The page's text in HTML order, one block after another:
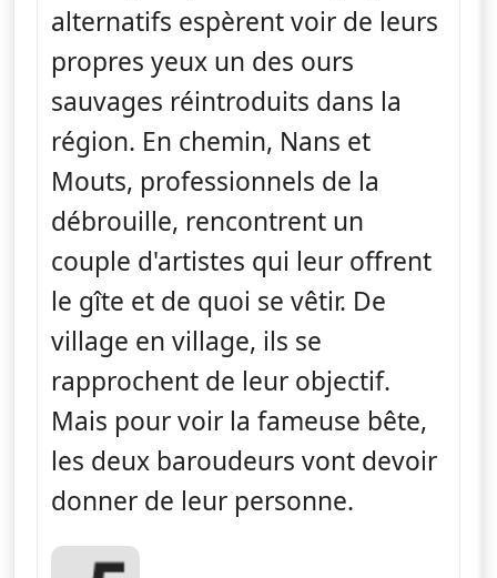
alternatifs espèrent voir de leurs
propres yeux un des ours
sauvages réintroduits dans la
région. En chemin, Nans et
Mouts, professionnels de la
débrouille, rencontrent un
couple d'artistes qui leur offrent
le gîte et de quoi se vêtir. De
village en village, ils se
rapprochent de leur objectif.
Mais pour voir la fameuse bête,
les deux baroudeurs vont devoir
donner de leur personne.